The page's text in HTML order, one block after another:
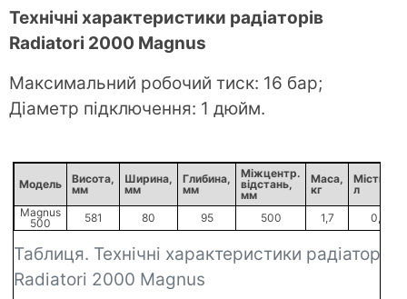
Технічні характеристики радіаторів
Radiatori 2000 Magnus
Максимальний робочий тиск: 16 бар;
Діаметр підключення: 1 дюйм.
Таблиця. Технічні характеристики радіаторів
Radiatori 2000 Magnus
Модель
Висота,
мм
Ширина,
мм
Глибина,
мм
Міжцентр.
відстань,
мм
Маса,
кг
л
Magnus
500
581 80 95 500 1,7 0,38